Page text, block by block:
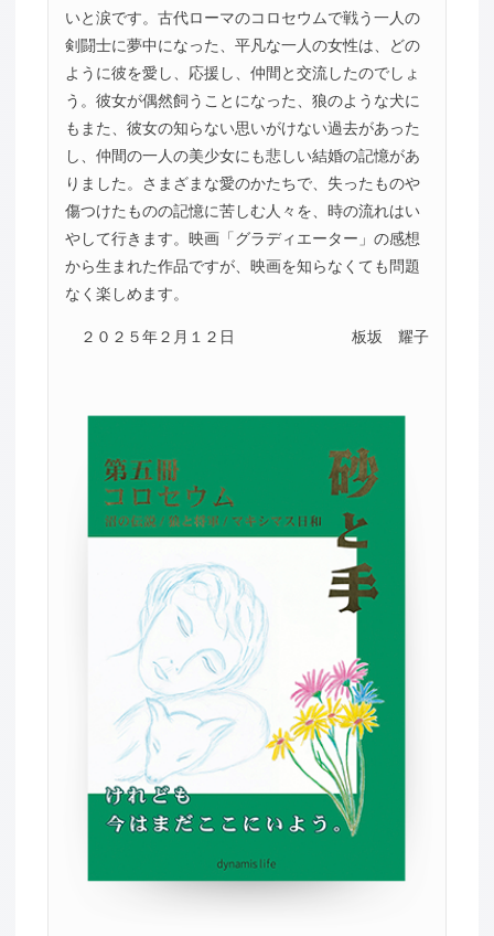
いと涙です。古代ローマのコロセウムで戦う一人の
剣闘士に夢中になった、平凡な一人の女性は、どの
ように彼を愛し、応援し、仲間と交流したのでしょ
う。彼女が偶然飼うことになった、狼のような犬に
もまた、彼女の知らない思いがけない過去があった
し、仲間の一人の美少女にも悲しい結婚の記憶があ
りました。さまざまな愛のかたちで、失ったものや
傷つけたものの記憶に苦しむ人々を、時の流れはい
やして行きます。映画「グラディエーター」の感想
から生まれた作品ですが、映画を知らなくても問題
なく楽しめます。
２０２５年２月１２日 板坂 耀子